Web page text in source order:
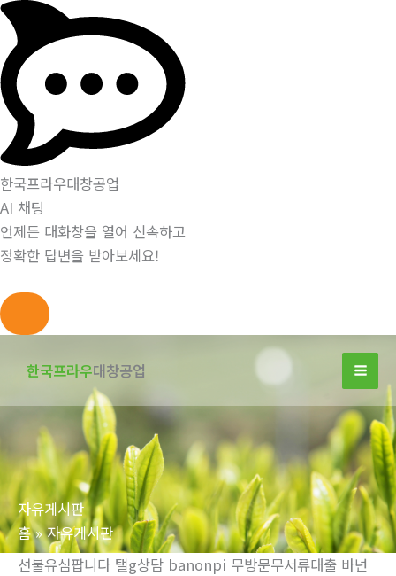
한국프라우대창공업
AI 채팅
언제든 대화창을 열어 신속하고
정확한 답변을 받아보세요!
너
뛰
기
한국프라우대창공업
자유게시판
홈
자유게시판
선불유심팝니다 탤g상담 banonpi 무방문무서류대출 바넌